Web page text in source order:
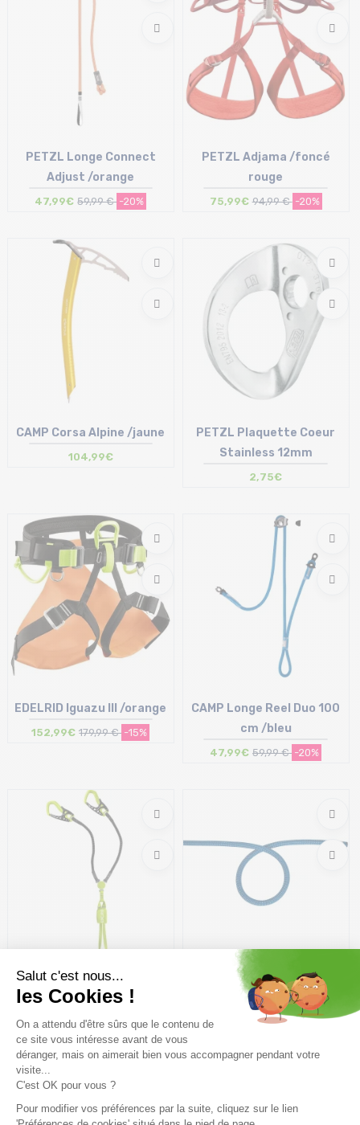
T.U
PETZL Longe Connect
Adjust /orange
47,99€ 59,99 € -20%
S | M | L
PETZL Adjama /foncé
rouge
75,99€ 94,99 € -20%
45 | 55
CAMP Corsa Alpine /jaune
104,99€
PETZL Plaquette Coeur
Stainless 12mm
2,75€
1 | 2
EDELRID Iguazu III /orange
152,99€ 179,99 € -15%
CAMP Longe Reel Duo 100
cm /bleu
47,99€ 59,99 € -20%
Taille en stock
EDELRID Cable Comfort Tri
/night oasis
119,99€ 149,99 € -20%
Taille en stock
CAMP Expression 9.8 70 m
/bleu blanc
142,80€